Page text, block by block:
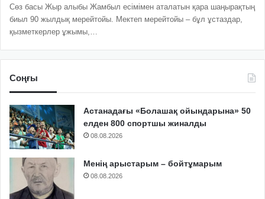
Сөз басы Жыр алыбы Жамбыл есімімен аталатын қара шаңырақтың
биыл 90 жылдық мерейтойы. Мектеп мерейтойы – бұл ұстаздар,
қызметкерлер ұжымы,…
Соңғы
Астанадағы «Болашақ ойындарына» 50
елден 800 спортшы жиналды
08.08.2026
Менің арыстарым – бойтұмарым
08.08.2026